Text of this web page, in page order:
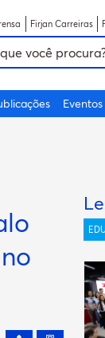
Firjan Carreiras
Eventos